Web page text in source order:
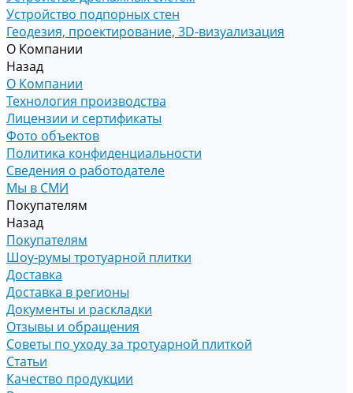
Устройство подпорных стен
Геодезия, проектирование, 3D-визуализация
О Компании
Назад
О Компании
Технология производства
Лицензии и сертификаты
Фото объектов
Политика конфиденциальности
Сведения о работодателе
Мы в СМИ
Покупателям
Назад
Покупателям
Шоу-румы тротуарной плитки
Доставка
Доставка в регионы
Документы и раскладки
Отзывы и обращения
Советы по уходу за тротуарной плиткой
Статьи
Качество продукции